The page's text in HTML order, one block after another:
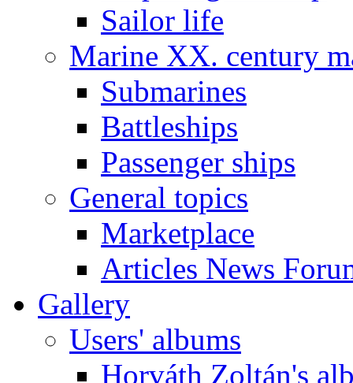
Sailor life
Marine XX. century
Submarines
Battleships
Passenger ships
General topics
Marketplace
Articles News
Gallery
Users' albums
Horváth Zoltán's